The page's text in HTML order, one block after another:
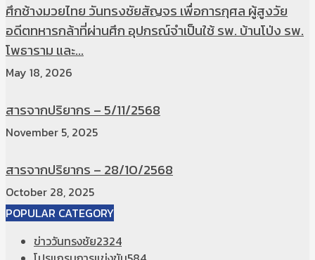
ศึกช้างมวยไทย วันทรงชัยสัญจร เพื่อการกุศล ผู้สูงวัย
อดีตทหารกล้าที่ผ่านศึก อุปกรณ์จำเป็นใช้ รพ. บ้านโป่ง รพ.
โพธาราม และ...
May 18, 2026
สารจากปริยากร – 5/11/2568
November 5, 2025
สารจากปริยากร – 28/10/2568
October 28, 2025
POPULAR CATEGORY
ข่าววันทรงชัย2324